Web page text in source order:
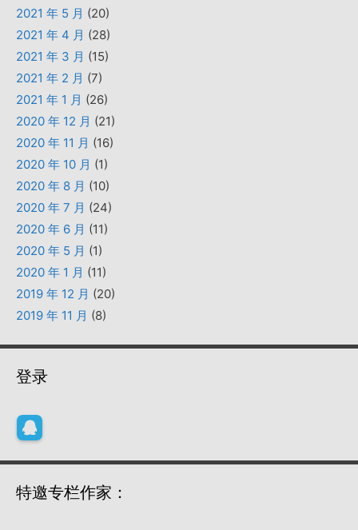
2021 年 5 月 (20)
2021 年 4 月 (28)
2021 年 3 月 (15)
2021 年 2 月 (7)
2021 年 1 月 (26)
2020 年 12 月 (21)
2020 年 11 月 (16)
2020 年 10 月 (1)
2020 年 8 月 (10)
2020 年 7 月 (24)
2020 年 6 月 (11)
2020 年 5 月 (1)
2020 年 1 月 (11)
2019 年 12 月 (20)
2019 年 11 月 (8)
登录
特邀专栏作家：